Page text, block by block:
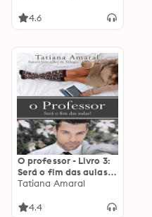
silêncio.
4.6
O professor - Livro 3:
Será o fim das aulas?:
Será o fim das aulas?
Tatiana Amaral
4.4